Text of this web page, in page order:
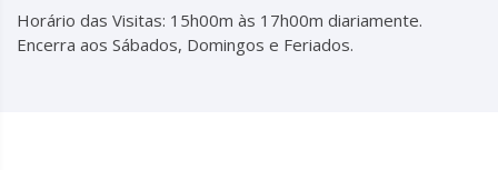
Horário das Visitas: 15h00m às 17h00m diariamente.
Encerra aos Sábados, Domingos e Feriados.